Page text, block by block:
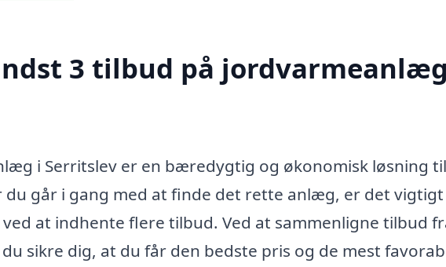
3 tilbud på
i Serritslev er en bæredygtig og økonomisk løsning til
går i gang med at finde det rette anlæg, er det
at indhente flere tilbud. Ved at sammenligne tilbud
sikre dig, at du får den bedste pris og de mest